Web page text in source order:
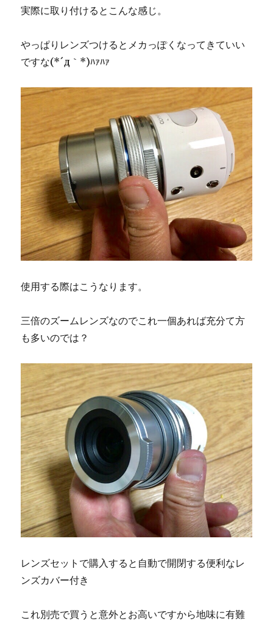
実際に取り付けるとこんな感じ。
やっぱりレンズつけるとメカっぽくなってきていい
ですな(*´д｀*)ﾊｧﾊｧ
使用する際はこうなります。
三倍のズームレンズなのでこれ一個あれば充分て方
も多いのでは？
レンズセットで購入すると自動で開閉する便利なレ
ンズカバー付き
これ別売で買うと意外とお高いですから地味に有難